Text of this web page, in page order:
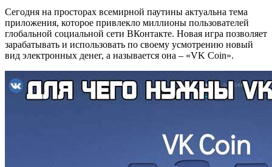
Сегодня на просторах всемирной паутины актуальна тема
приложения, которое привлекло миллионы пользователей
глобальной социальной сети ВКонтакте. Новая игра позволяет
зарабатывать и использовать по своему усмотрению новый
вид электронных денег, а называется она – «VK Coin».